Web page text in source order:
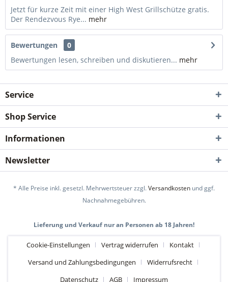
Jetzt für kurze Zeit mit einer High West Grillschütze gratis.
Der Rendezvous Rye... mehr
Bewertungen
0
Bewertungen lesen, schreiben und diskutieren... mehr
Service
Shop Service
Informationen
Newsletter
* Alle Preise inkl. gesetzl. Mehrwertsteuer zzgl.Versandkosten und ggf.
Nachnahmegebühren.
Lieferung und Verkauf nur an Personen ab 18 Jahren!
Cookie-Einstellungen Vertrag widerrufen
Kontakt
Versand und Zahlungsbedingungen
Widerrufsrecht
Datenschutz
AGB Impressum